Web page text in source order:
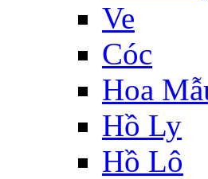
Ve
Cóc
Hoa
Hồ Ly
Hồ Lô